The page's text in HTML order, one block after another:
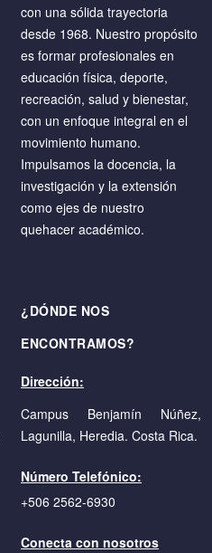
con una sólida trayectoria
desde 1968. Nuestro propósito
es formar profesionales en
educación física, deporte,
recreación, salud y bienestar,
con un enfoque integral en el
movimiento humano.
Impulsamos la docencia, la
investigación y la extensión
como ejes de nuestro
quehacer académico.
¿DÓNDE NOS
ENCONTRAMOS?
Dirección:
Campus Benjamín Núñez,
Lagunilla, Heredia. Costa Rica.
Número Telefónico:
+506 2562-6930
Conecta con nosotros